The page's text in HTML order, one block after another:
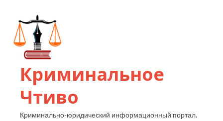
Криминальное
Чтиво
Криминально-юридический информационный портал.